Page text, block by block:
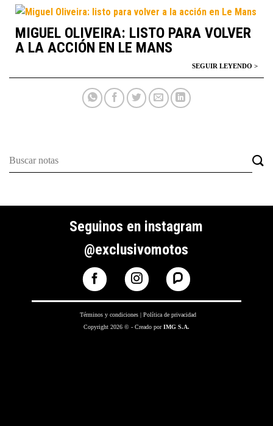
MIGUEL OLIVEIRA: LISTO PARA VOLVER
A LA ACCIÓN EN LE MANS
Seguinos en instagram
@exclusivomotos
Términos y condiciones |Política de privacidad
Copyright 2026 © - Creado porIMG S.A.